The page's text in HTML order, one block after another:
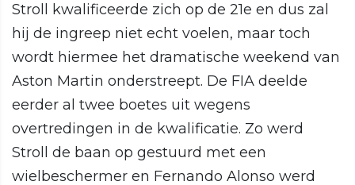
Stroll kwalificeerde zich op de 21e en dus zal
hij de ingreep niet echt voelen, maar toch
wordt hiermee het dramatische weekend van
Aston Martin onderstreept. De FIA deelde
eerder al twee boetes uit wegens
overtredingen in de kwalificatie. Zo werd
Stroll de baan op gestuurd met een
wielbeschermer en Fernando Alonso werd